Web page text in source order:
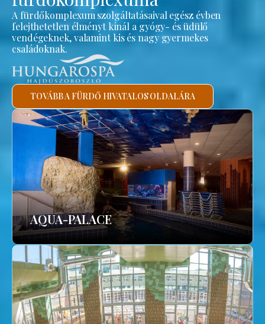
A fürdőkomplexum szolgáltatásaival egész évben
felejthetetlen élményt kínál a gyógy- és üdülő
vendégeknek, valamint kis és nagy gyermekes
családoknak.
TOVÁBB A FÜRDŐ HIVATALOS OLDALÁRA
AQUA-PALACE